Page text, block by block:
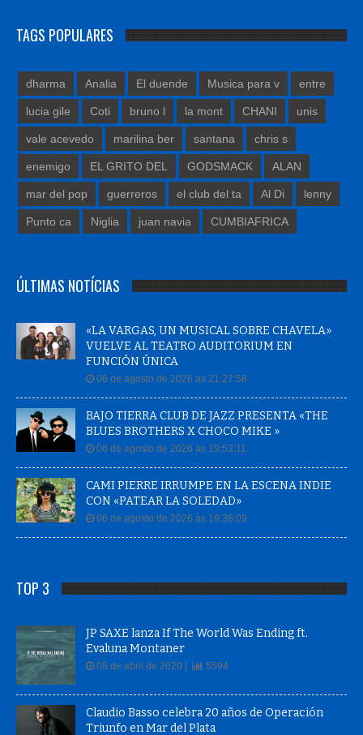
TAGS POPULARES
dharma Analia El duende Musica para v entre
lucia gile Coti bruno l la mont CHANI unis
vale acevedo marilina ber santana chris s
enemigo EL GRITO DEL GODSMACK ALAN
mar del pop guerreros el club del ta Al Di lenny
Punto ca Niglia juan navia CUMBIAFRICA
ÚLTIMAS NOTÍCIAS
«LA VARGAS, UN MUSICAL SOBRE CHAVELA»
VUELVE AL TEATRO AUDITORIUM EN
FUNCIÓN ÚNICA
06 de agosto de 2026 às 21:27:58
BAJO TIERRA CLUB DE JAZZ PRESENTA «THE
BLUES BROTHERS X CHOCO MIKE »
06 de agosto de 2026 às 19:53:11
CAMI PIERRE IRRUMPE EN LA ESCENA INDIE
CON «PATEAR LA SOLEDAD»
06 de agosto de 2026 às 19:36:09
TOP 3
JP SAXE lanza If The World Was Ending ft.
Evaluna Montaner
08 de abril de 2020 | 5594
Claudio Basso celebra 20 años de Operación
Triunfo en Mar del Plata